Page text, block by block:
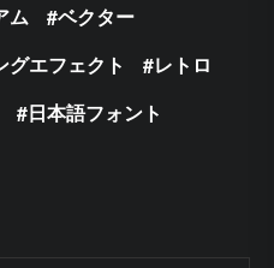
ム
ベクター
グエフェクト
レトロ
日本語フォント